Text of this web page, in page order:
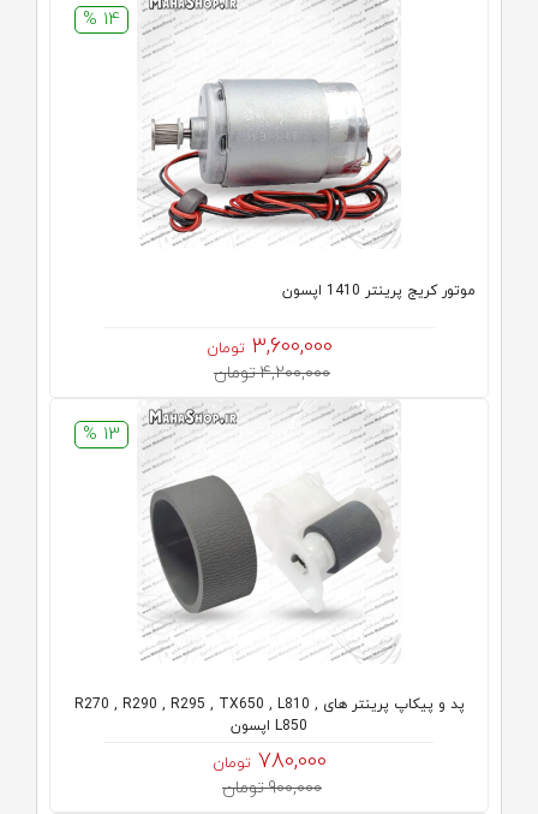
14 %
موتور کریج پرینتر 1410 اپسون
3,600,000 تومان
4,200,000 تومان
13 %
پد و پیکاپ پرینتر های R270 , R290 , R295 , TX650 , L810 ,
L850 اپسون
780,000 تومان
900,000 تومان